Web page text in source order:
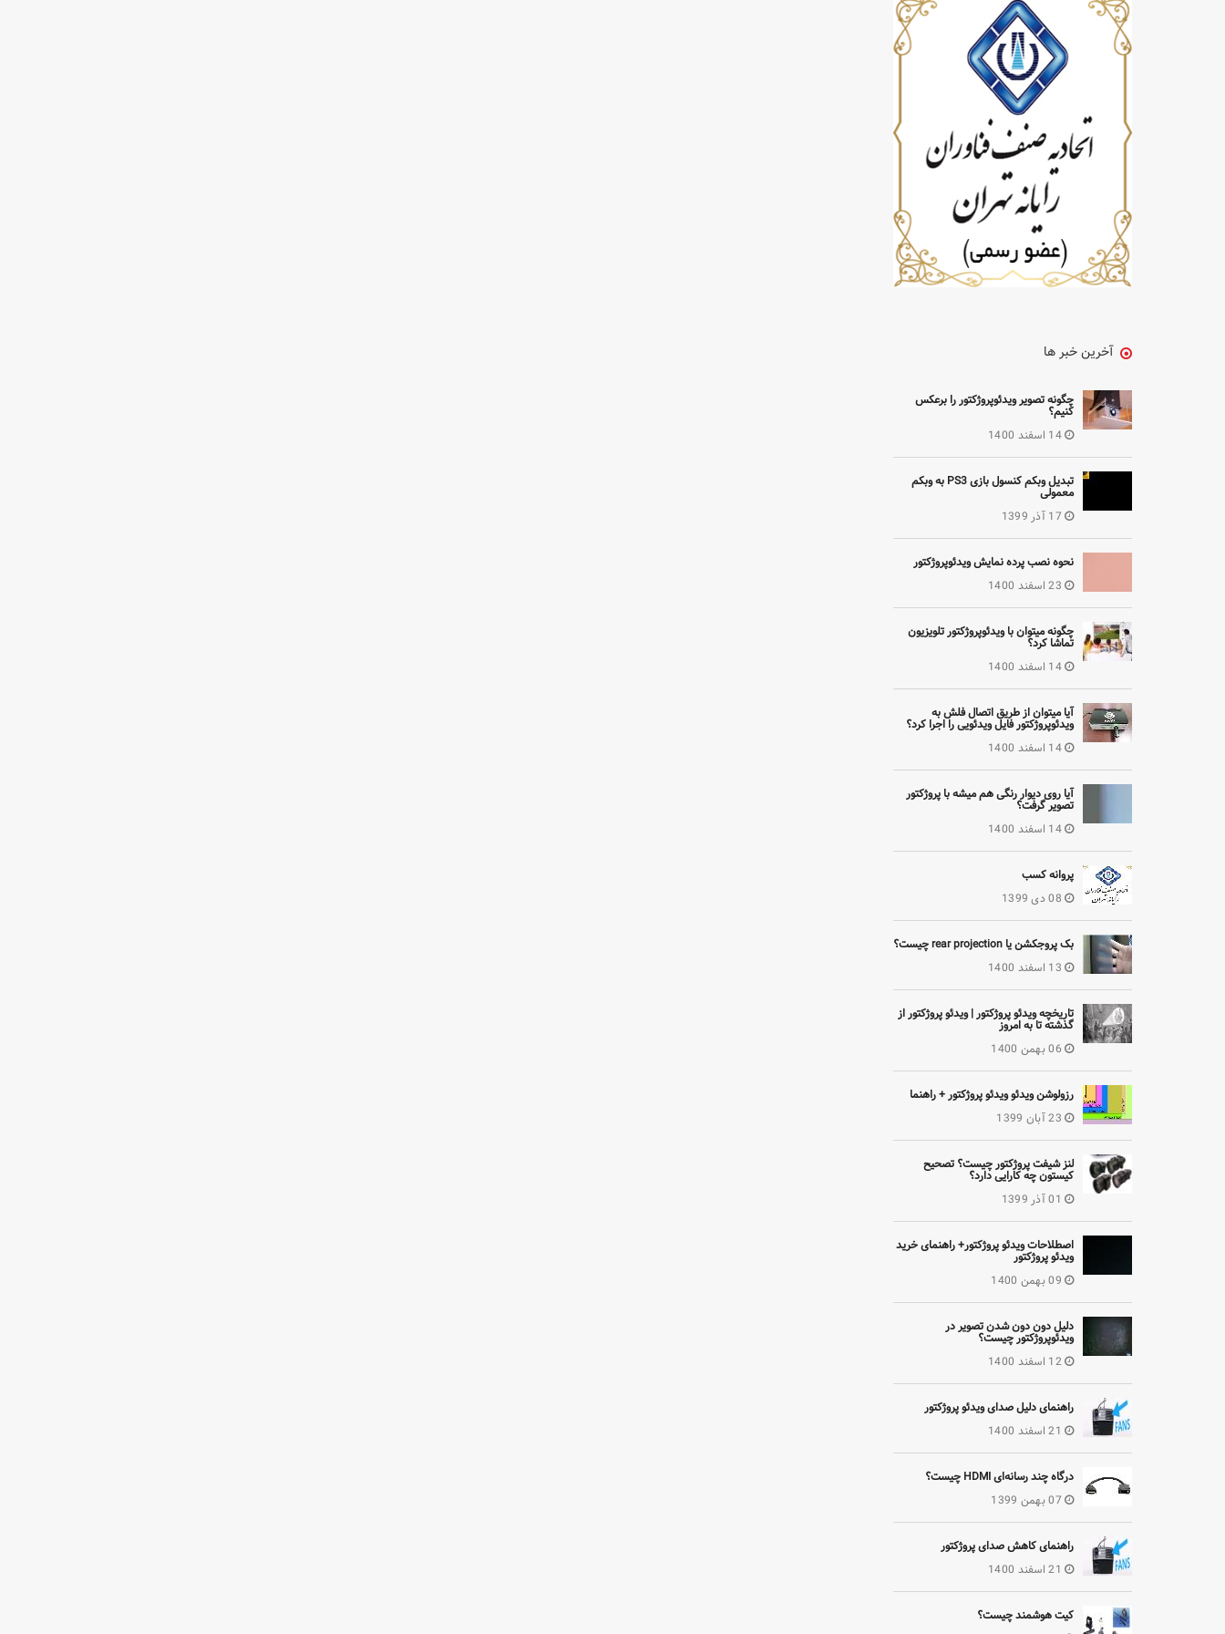
آخرین خبر ها
چگونه تصویر ویدئوپروژکتور را برعکس
کنیم؟
14 اسفند 1400
تبدیل وبکم کنسول بازی PS3 به وبکم
معمولی
17 آذر 1399
نحوه نصب پرده نمایش ویدئوپروژکتور
23 اسفند 1400
چگونه میتوان با ویدئوپروژکتور تلویزیون
تماشا کرد؟
14 اسفند 1400
آیا میتوان از طریق اتصال فلش به
ویدئوپروژکتور فایل ویدئویی را اجرا کرد؟
14 اسفند 1400
آیا روی دیوار رنگی هم میشه با پروژکتور
تصویر گرفت؟
14 اسفند 1400
پروانه کسب
08 دی 1399
بک پروجکشن یا rear projection چیست؟
13 اسفند 1400
تاریخچه ویدئو پروژکتور | ویدئو پروژکتور از
گذشته تا به امروز
06 بهمن 1400
رزولوشن ویدئو ویدئو پروژکتور + راهنما
23 آبان 1399
لنز شیفت پروژکتور چیست؟ تصحیح
کیستون چه کارایی دارد؟
01 آذر 1399
اصطلاحات ویدئو پروژکتور+ راهنمای خرید
ویدئو پروژکتور
09 بهمن 1400
دلیل دون دون شدن تصویر در
ویدئوپروژکتور چیست؟
12 اسفند 1400
راهنمای دلیل صدای ویدئو پروژکتور
21 اسفند 1400
درگاه چند رسانه‌ای HDMI چیست؟
07 بهمن 1399
راهنمای کاهش صدای پروژکتور
21 اسفند 1400
کیت هوشمند چیست؟